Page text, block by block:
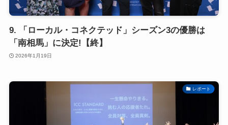
9. 「ローカル・コネクテッド」シーズン3の優勝は
「南相馬」に決定!【終】
2026年1月19日
レポート